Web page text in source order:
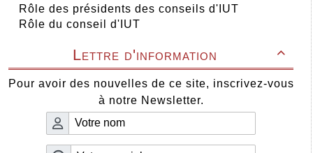
Rôle des présidents des conseils d'IUT
Rôle du conseil d'IUT

Lettre d'information
Pour avoir des nouvelles de ce site, inscrivez-vous
à notre Newsletter.